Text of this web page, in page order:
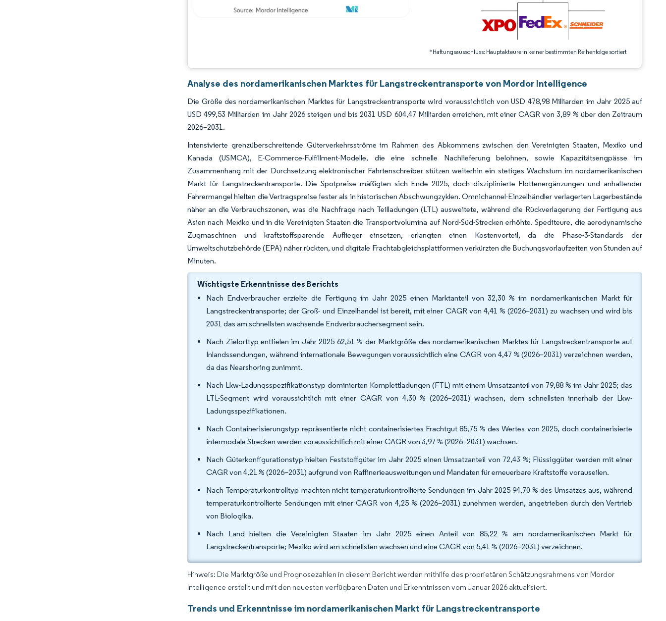
*Haftungsausschluss: Hauptakteure in keiner bestimmten Reihenfolge sortiert
Analyse des nordamerikanischen Marktes für Langstreckentransporte von Mordor Intelligence
Die Größe des nordamerikanischen Marktes für Langstreckentransporte wird voraussichtlich von USD 478,98 Milliarden im Jahr 2025 auf
USD 499,53 Milliarden im Jahr 2026 steigen und bis 2031 USD 604,47 Milliarden erreichen, mit einer CAGR von 3,89 % über den Zeitraum
2026–2031.
Intensivierte grenzüberschreitende Güterverkehrsströme im Rahmen des Abkommens zwischen den Vereinigten Staaten, Mexiko und
Kanada (USMCA), E-Commerce-Fulfillment-Modelle, die eine schnelle Nachlieferung belohnen, sowie Kapazitätsengpässe im
Zusammenhang mit der Durchsetzung elektronischer Fahrtenschreiber stützen weiterhin ein stetiges Wachstum im nordamerikanischen
Markt für Langstreckentransporte. Die Spotpreise mäßigten sich Ende 2025, doch disziplinierte Flottenergänzungen und anhaltender
Fahrermangel hielten die Vertragspreise fester als in historischen Abschwungzyklen. Omnichannel-Einzelhändler verlagerten Lagerbestände
näher an die Verbrauchszonen, was die Nachfrage nach Teilladungen (LTL) ausweitete, während die Rückverlagerung der Fertigung aus
Asien nach Mexiko und in die Vereinigten Staaten die Transportvolumina auf Nord-Süd-Strecken erhöhte. Spediteure, die aerodynamische
Zugmaschinen und kraftstoffsparende Auflieger einsetzen, erlangten einen Kostenvorteil, da die Phase-3-Standards der
Umweltschutzbehörde (EPA) näher rückten, und digitale Frachtabgleichsplattformen verkürzten die Buchungsvorlaufzeiten von Stunden auf
Minuten.
Wichtigste Erkenntnisse des Berichts
Nach Endverbraucher erzielte die Fertigung im Jahr 2025 einen Marktanteil von 32,30 % im nordamerikanischen Markt für
Langstreckentransporte; der Groß- und Einzelhandel ist bereit, mit einer CAGR von 4,41 % (2026–2031) zu wachsen und wird bis
2031 das am schnellsten wachsende Endverbrauchersegment sein.
Nach Zielorttyp entfielen im Jahr 2025 62,51 % der Marktgröße des nordamerikanischen Marktes für Langstreckentransporte auf
Inlandssendungen, während internationale Bewegungen voraussichtlich eine CAGR von 4,47 % (2026–2031) verzeichnen werden,
da das Nearshoring zunimmt.
Nach Lkw-Ladungsspezifikationstyp dominierten Komplettladungen (FTL) mit einem Umsatzanteil von 79,88 % im Jahr 2025; das
LTL-Segment wird voraussichtlich mit einer CAGR von 4,30 % (2026–2031) wachsen, dem schnellsten innerhalb der Lkw-
Ladungsspezifikationen.
Nach Containerisierungstyp repräsentierte nicht containerisiertes Frachtgut 85,75 % des Wertes von 2025, doch containerisierte
intermodale Strecken werden voraussichtlich mit einer CAGR von 3,97 % (2026–2031) wachsen.
Nach Güterkonfigurationstyp hielten Feststoffgüter im Jahr 2025 einen Umsatzanteil von 72,43 %; Flüssiggüter werden mit einer
CAGR von 4,21 % (2026–2031) aufgrund von Raffinerieausweitungen und Mandaten für erneuerbare Kraftstoffe vorauseilen.
Nach Temperaturkontrolltyp machten nicht temperaturkontrollierte Sendungen im Jahr 2025 94,70 % des Umsatzes aus, während
temperaturkontrollierte Sendungen mit einer CAGR von 4,25 % (2026–2031) zunehmen werden, angetrieben durch den Vertrieb
von Biologika.
Nach Land hielten die Vereinigten Staaten im Jahr 2025 einen Anteil von 85,22 % am nordamerikanischen Markt für
Langstreckentransporte; Mexiko wird am schnellsten wachsen und eine CAGR von 5,41 % (2026–2031) verzeichnen.
Hinweis: Die Marktgröße und Prognosezahlen in diesem Bericht werden mithilfe des proprietären Schätzungsrahmens von Mordor
Intelligence erstellt und mit den neuesten verfügbaren Daten und Erkenntnissen vom Januar 2026 aktualisiert.
Trends und Erkenntnisse im nordamerikanischen Markt für Langstreckentransporte